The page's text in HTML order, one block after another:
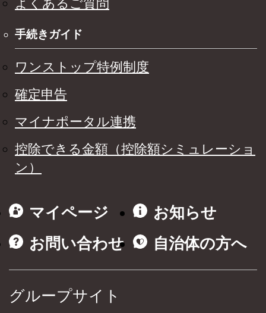
よくあるご質問
手続きガイド
ワンストップ特例制度
確定申告
マイナポータル連携
控除できる金額（控除額シミュレーショ
ン）
マイページ
お知らせ
お問い合わせ
自治体の方へ
グループサイト